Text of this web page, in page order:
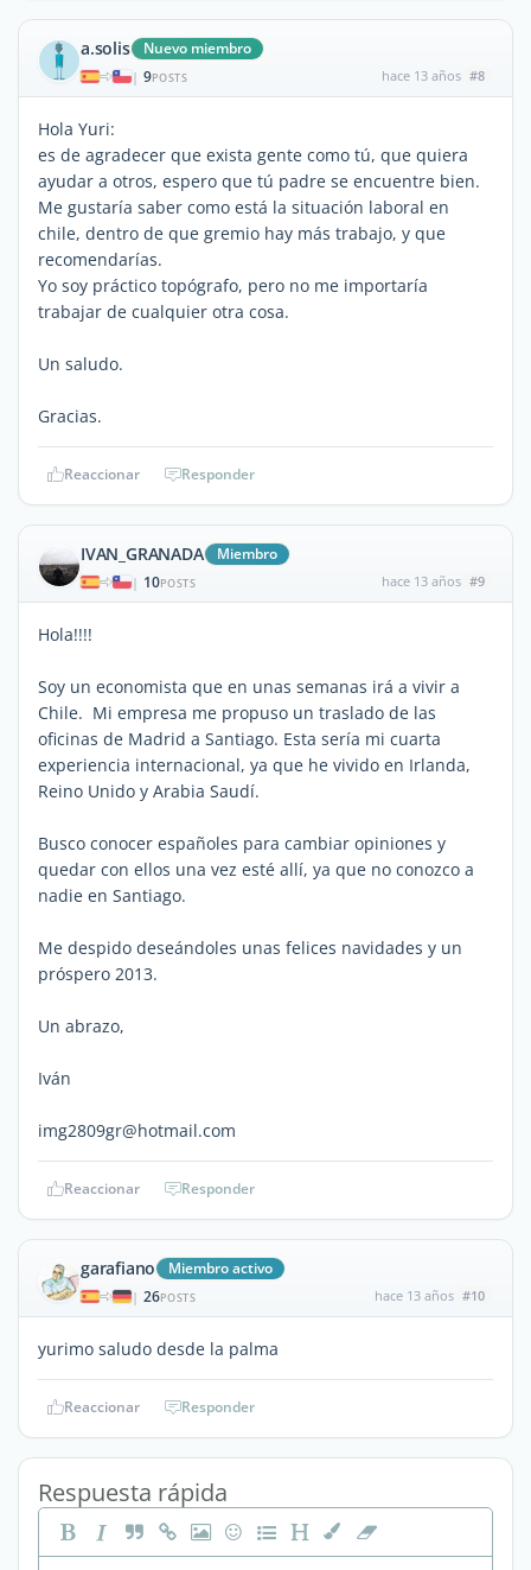
a.solis Nuevo miembro
| 9POSTS hace 13 años #8
Hola Yuri:
es de agradecer que exista gente como tú, que quiera
ayudar a otros, espero que tú padre se encuentre bien.
Me gustaría saber como está la situación laboral en
chile, dentro de que gremio hay más trabajo, y que
recomendarías.
Yo soy práctico topógrafo, pero no me importaría
trabajar de cualquier otra cosa.
Un saludo.
Gracias.
Reaccionar Responder
IVAN_GRANADA Miembro
| 10POSTS hace 13 años #9
Hola!!!!
Soy un economista que en unas semanas irá a vivir a
Chile. Mi empresa me propuso un traslado de las
oficinas de Madrid a Santiago. Esta sería mi cuarta
experiencia internacional, ya que he vivido en Irlanda,
Reino Unido y Arabia Saudí.
Busco conocer españoles para cambiar opiniones y
quedar con ellos una vez esté allí, ya que no conozco a
nadie en Santiago.
Me despido deseándoles unas felices navidades y un
próspero 2013.
Un abrazo,
Iván
img2809gr@hotmail.com
Reaccionar Responder
garafiano Miembro activo
| 26POSTS hace 13 años #10
yurimo saludo desde la palma
Reaccionar Responder
Respuesta rápida